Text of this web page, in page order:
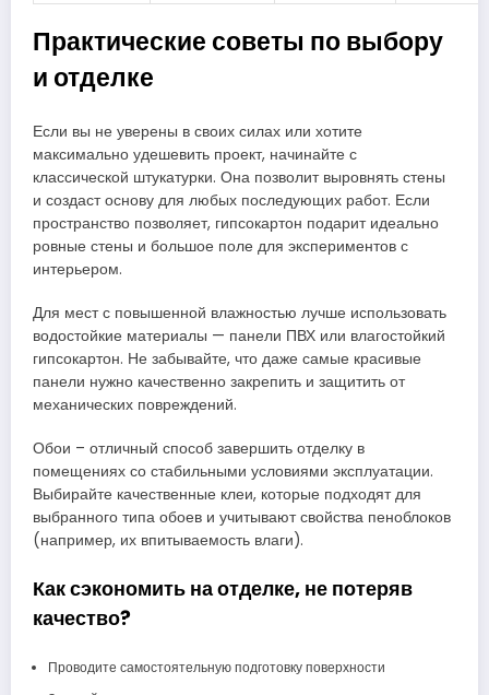
Практические советы по выбору
и отделке
Если вы не уверены в своих силах или хотите
максимально удешевить проект, начинайте с
классической штукатурки. Она позволит выровнять стены
и создаст основу для любых последующих работ. Если
пространство позволяет, гипсокартон подарит идеально
ровные стены и большое поле для экспериментов с
интерьером.
Для мест с повышенной влажностью лучше использовать
водостойкие материалы — панели ПВХ или влагостойкий
гипсокартон. Не забывайте, что даже самые красивые
панели нужно качественно закрепить и защитить от
механических повреждений.
Обои – отличный способ завершить отделку в
помещениях со стабильными условиями эксплуатации.
Выбирайте качественные клеи, которые подходят для
выбранного типа обоев и учитывают свойства пеноблоков
(например, их впитываемость влаги).
Как сэкономить на отделке, не потеряв
качество?
Проводите самостоятельную подготовку поверхности